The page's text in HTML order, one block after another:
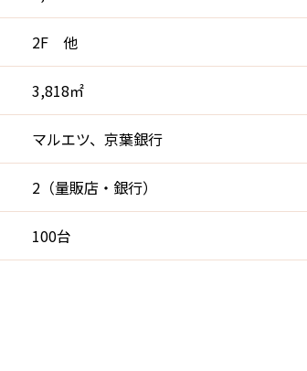
2F 他
3,818㎡
マルエツ、京葉銀行
2（量販店・銀行）
100台